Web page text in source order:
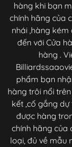
hàng khi bạn
chính hãng của
nhái ,hàng
đến với Cửa
hàng .
phẩm bạn
hàng trôi nổi
kết ,cố gắng
được hàng
chính hãng của
loại, đủ về mẫu